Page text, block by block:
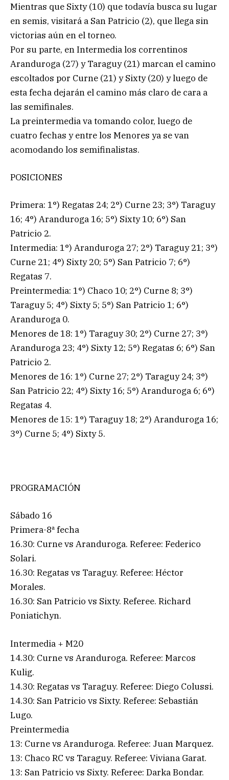
Mientras que Sixty (10) que todavía busca su lugar
en semis, visitará a San Patricio (2), que llega sin
victorias aún en el torneo.
Por su parte, en Intermedia los correntinos
Aranduroga (27) y Taraguy (21) marcan el camino
escoltados por Curne (21) y Sixty (20) y luego de
esta fecha dejarán el camino más claro de cara a
las semifinales.
La preintermedia va tomando color, luego de
cuatro fechas y entre los Menores ya se van
acomodando los semifinalistas.
POSICIONES
Primera: 1°) Regatas 24; 2°) Curne 23; 3°) Taraguy
16; 4°) Aranduroga 16; 5°) Sixty 10; 6°) San
Patricio 2.
Intermedia: 1°) Aranduroga 27; 2°) Taraguy 21; 3°)
Curne 21; 4°) Sixty 20; 5°) San Patricio 7; 6°)
Regatas 7.
Preintermedia: 1°) Chaco 10; 2°) Curne 8; 3°)
Taraguy 5; 4°) Sixty 5; 5°) San Patricio 1; 6°)
Aranduroga 0.
Menores de 18: 1°) Taraguy 30; 2°) Curne 27; 3°)
Aranduroga 23; 4°) Sixty 12; 5°) Regatas 6; 6°) San
Patricio 2.
Menores de 16: 1°) Curne 27; 2°) Taraguy 24; 3°)
San Patricio 22; 4°) Sixty 16; 5°) Aranduroga 6; 6°)
Regatas 4.
Menores de 15: 1°) Taraguy 18; 2°) Aranduroga 16;
3°) Curne 5; 4°) Sixty 5.
PROGRAMACIÓN
Sábado 16
Primera-8ª fecha
16.30: Curne vs Aranduroga. Referee: Federico
Solari.
16.30: Regatas vs Taraguy. Referee: Héctor
Morales.
16.30: San Patricio vs Sixty. Referee. Richard
Poniatichyn.
Intermedia + M20
14.30: Curne vs Aranduroga. Referee: Marcos
Kulig.
14.30: Regatas vs Taraguy. Referee: Diego Colussi.
14.30: San Patricio vs Sixty. Referee: Sebastián
Lugo.
Preintermedia
13: Curne vs Aranduroga. Referee: Juan Marquez.
13: Chaco RC vs Taraguy. Referee: Viviana Garat.
13: San Patricio vs Sixty. Referee: Darka Bondar.